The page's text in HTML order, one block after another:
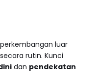
luar
rutin. Kunci
dan pendekatan